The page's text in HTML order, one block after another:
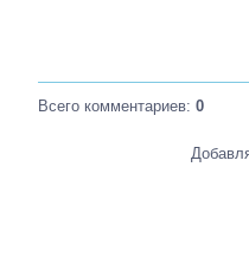
Всего комментариев: 0